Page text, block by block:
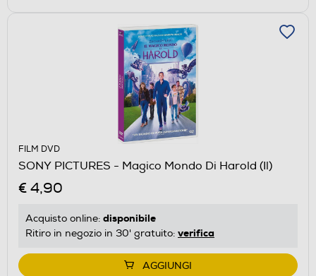
FILM DVD
SONY PICTURES - Magico Mondo Di Harold (Il)
€ 4,90
Acquisto online: disponibile
Ritiro in negozio in 30' gratuito: verifica
AGGIUNGI